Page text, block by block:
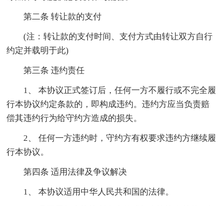
第二条 转让款的支付
(注：转让款的支付时间、支付方式由转让双方自行
约定并载明于此)
第三条 违约责任
1、 本协议正式签订后，任何一方不履行或不完全履
行本协议约定条款的，即构成违约。违约方应当负责赔
偿其违约行为给守约方造成的损失。
2、 任何一方违约时，守约方有权要求违约方继续履
行本协议。
第四条 适用法律及争议解决
1、 本协议适用中华人民共和国的法律。